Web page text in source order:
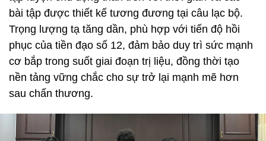
bài tập được thiết kế tương đương tại câu lạc bộ.
Trọng lượng tạ tăng dần, phù hợp với tiến độ hồi
phục của tiền đạo số 12, đảm bảo duy trì sức mạnh
cơ bắp trong suốt giai đoạn trị liệu, đồng thời tạo
nền tảng vững chắc cho sự trở lại mạnh mẽ hơn
sau chấn thương.